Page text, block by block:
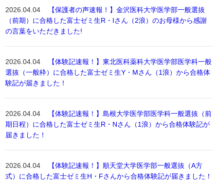
2026.04.04
【保護者の声速報！】金沢医科大学医学部一般選抜
（前期）に合格した富士ゼミ生R・Iさん（2浪）のお母様から感謝
の言葉をいただきました!
2026.04.04
【体験記速報！】東北医科薬科大学医学部医学科一般
選抜（一般枠）に合格した富士ゼミ生Y・Mさん（1浪）から合格体
験記が届きました！
2026.04.04
【体験記速報！】島根大学医学部医学科一般選抜（前
期日程）に合格した富士ゼミ生R・Nさん（1浪）から合格体験記が
届きました！
2026.04.04
【体験記速報！】順天堂大学医学部一般選抜（A方
式）に合格した富士ゼミ生H・Fさんから合格体験記が届きました！